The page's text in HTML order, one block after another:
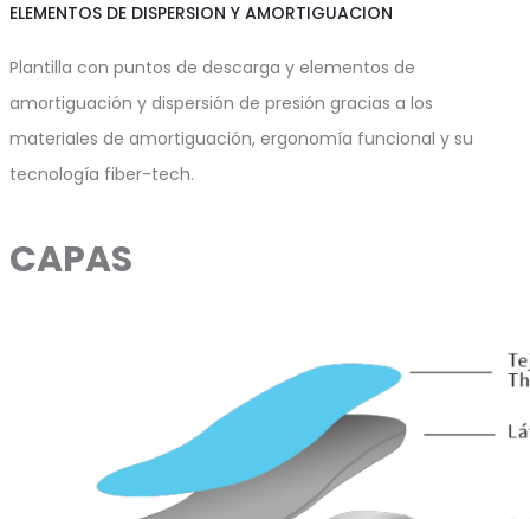
ELEMENTOS DE DISPERSION Y AMORTIGUACION
Plantilla con puntos de descarga y elementos de
amortiguación y dispersión de presión gracias a los
materiales de amortiguación, ergonomía funcional y su
tecnología fiber-tech.
CAPAS